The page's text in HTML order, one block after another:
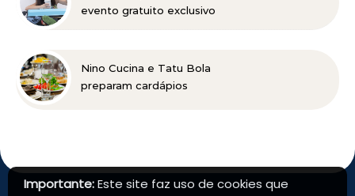
evento gratuito exclusivo
Horizonte
Nino Cucina e Tatu Bola
preparam cardápios
Importante:Este site faz uso de cookies que